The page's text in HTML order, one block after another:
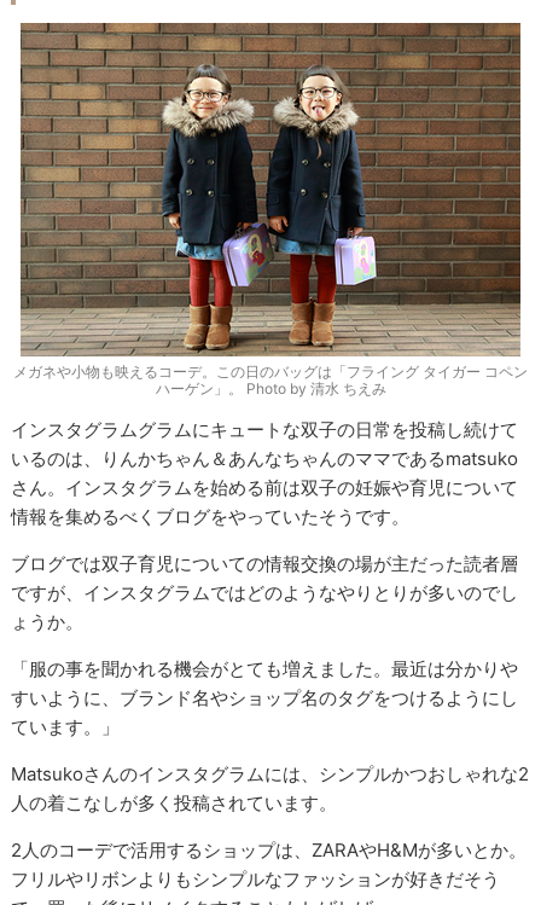
メガネや小物も映えるコーデ。この日のバッグは「フライング タイガー コペン
ハーゲン」。 Photo by 清水 ちえみ
インスタグラムグラムにキュートな双子の日常を投稿し続けて
いるのは、りんかちゃん＆あんなちゃんのママであるmatsuko
さん。インスタグラムを始める前は双子の妊娠や育児について
情報を集めるべくブログをやっていたそうです。
ブログでは双子育児についての情報交換の場が主だった読者層
ですが、インスタグラムではどのようなやりとりが多いのでし
ょうか。
「服の事を聞かれる機会がとても増えました。最近は分かりや
すいように、ブランド名やショップ名のタグをつけるようにし
ています。」
Matsukoさんのインスタグラムには、シンプルかつおしゃれな2
人の着こなしが多く投稿されています。
2人のコーデで活用するショップは、 ZARAやH&Mが多いとか。
フリルやリボンよりもシンプルなファッションが好きだそう